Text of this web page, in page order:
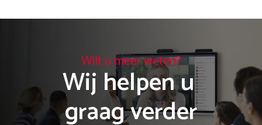
Wilt u meer weten?
Wij helpen u
graag verder